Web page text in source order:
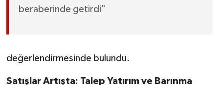
beraberinde getirdi"
değerlendirmesinde bulundu.
Satışlar Artışta: Talep Yatırım ve Barınma